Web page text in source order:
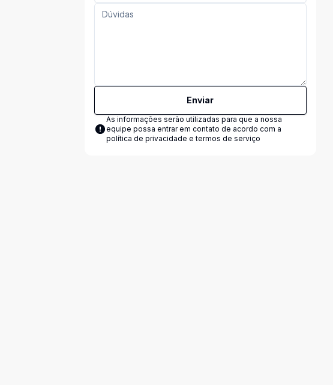
Enviar
As informações serão utilizadas para que a nossa
equipe possa entrar em contato de acordo com a
política de privacidade e termos de serviço